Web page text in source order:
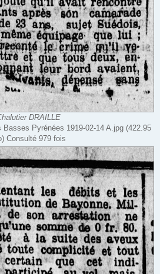
DRAILLE
Basses Pyrénées 1919-02-14 A.jpg (422.95
Consulté 979 fois